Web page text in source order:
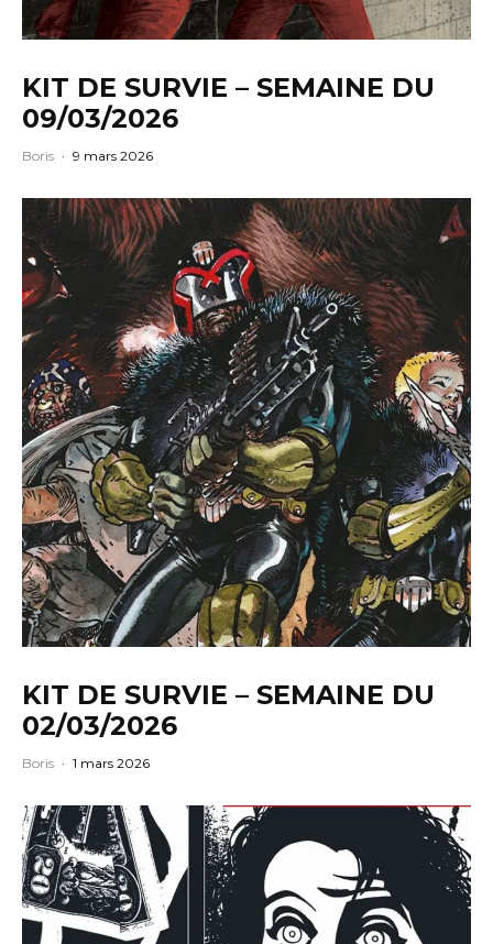
KIT DE SURVIE – SEMAINE DU
09/03/2026
Boris · 9 mars 2026
KIT DE SURVIE – SEMAINE DU
02/03/2026
Boris · 1 mars 2026